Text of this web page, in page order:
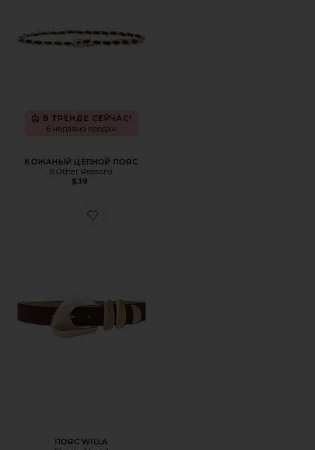
В ТРЕНДЕ СЕЙЧАС!
6 недавно продан
КОЖАНЫЙ ЦЕПНОЙ ПОЯС
8 Other Reasons
$39
Favorite ПОЯС WILLA
ПОЯС WILLA